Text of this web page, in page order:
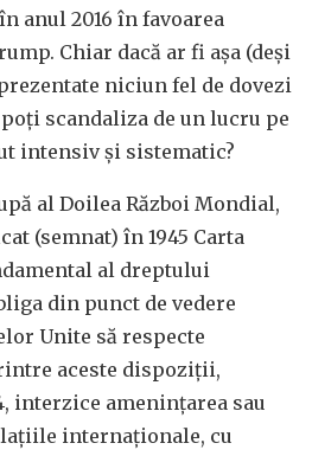
anul 2016 în favoarea
Chiar dacă ar fi așa (deși
niciun fel de dovezi
scandaliza de un lucru pe
intensiv și sistematic?
al Doilea Război Mondial,
(semnat) în 1945 Carta
al dreptului
din punct de vedere
Unite să respecte
aceste dispoziții,
interzice amenințarea sau
internaționale, cu